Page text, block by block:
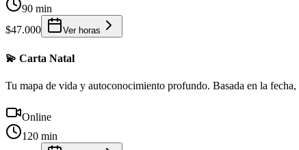
90 min
$47.000
Ver horas
💫 Carta Natal
Tu mapa de vida y autoconocimiento profundo. Basada en la
Online
120 min